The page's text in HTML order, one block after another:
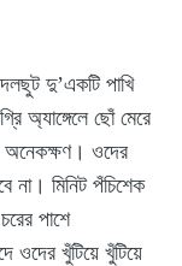
দু’একটি পাখি
অ্যাঙ্গেলে ছোঁ মেরে
অনেকক্ষণ। ওদের
না। মিনিট পঁচিশেক
পাশে
ওদের খুঁটিয়ে খুঁটিয়ে